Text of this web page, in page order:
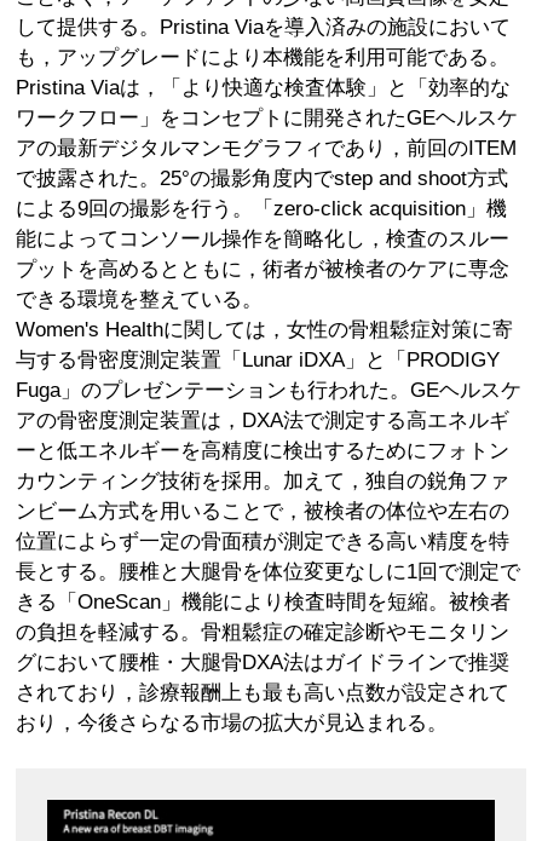
して提供する。Pristina Viaを導入済みの施設において
も，アップグレードにより本機能を利用可能である。
Pristina Viaは，「より快適な検査体験」と「効率的な
ワークフロー」をコンセプトに開発されたGEヘルスケ
アの最新デジタルマンモグラフィであり，前回のITEM
で披露された。25°の撮影角度内でstep and shoot方式
による9回の撮影を行う。「zero-click acquisition」機
能によってコンソール操作を簡略化し，検査のスルー
プットを高めるとともに，術者が被検者のケアに専念
できる環境を整えている。
Women's Healthに関しては，女性の骨粗鬆症対策に寄
与する骨密度測定装置「Lunar iDXA」と「PRODIGY
Fuga」のプレゼンテーションも行われた。GEヘルスケ
アの骨密度測定装置は，DXA法で測定する高エネルギ
ーと低エネルギーを高精度に検出するためにフォトン
カウンティング技術を採用。加えて，独自の鋭角ファ
ンビーム方式を用いることで，被検者の体位や左右の
位置によらず一定の骨面積が測定できる高い精度を特
長とする。腰椎と大腿骨を体位変更なしに1回で測定で
きる「OneScan」機能により検査時間を短縮。被検者
の負担を軽減する。骨粗鬆症の確定診断やモニタリン
グにおいて腰椎・大腿骨DXA法はガイドラインで推奨
されており，診療報酬上も最も高い点数が設定されて
おり，今後さらなる市場の拡大が見込まれる。